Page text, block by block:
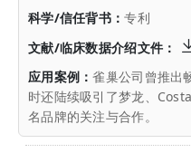
科学/信任背书：专利
文献/临床数据介绍文件：
应用案例：雀巢公司曾推出
时还陆续吸引了梦龙、
名品牌的关注与合作。